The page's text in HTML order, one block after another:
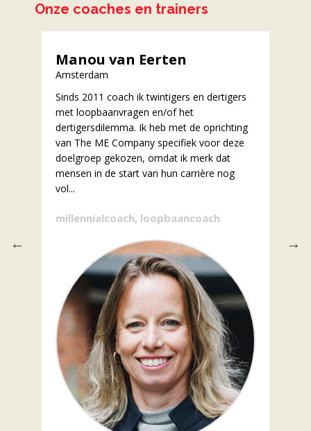
Onze coaches en trainers
Eva van Duin
Haarlem
Altijd al geïnteresseerd in de gedachtegang
van de mens, besloot ik, na een carrière als
balletdanseres, om psychologie te gaan
studeren. Inmiddels ben ik afgestudeerd
levenslooppsycholoog, gecertificeerd
mindfulnesstrainer en oefen ik...